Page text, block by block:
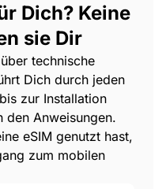
Dich? Keine
sie Dir
technische
Dich durch jeden
zur Installation
den Anweisungen.
eSIM genutzt hast,
zum mobilen